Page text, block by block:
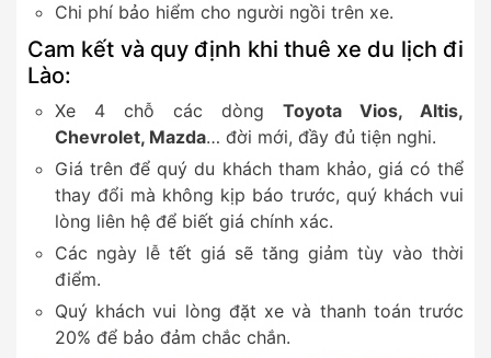
Chi phí bảo hiểm cho người ngồi trên xe.
Cam kết và quy định khi thuê xe du lịch đi
Lào:
Xe 4 chỗ các dòng Toyota Vios, Altis,
Chevrolet, Mazda… đời mới, đầy đủ tiện nghi.
Giá trên để quý du khách tham khảo, giá có thể
thay đổi mà không kịp báo trước, quý khách vui
lòng liên hệ để biết giá chính xác.
Các ngày lễ tết giá sẽ tăng giảm tùy vào thời
điểm.
Quý khách vui lòng đặt xe và thanh toán trước
20% để bảo đảm chắc chắn.